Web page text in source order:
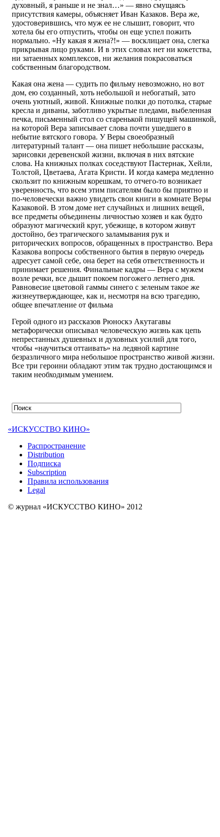
духовный, я раньше и не знал…» — явно смущаясь
присутствия камеры, объясняет Иван Казаков. Вера же,
удостоверившись, что муж ее не слышит, говорит, что
хотела бы его отпустить, чтобы он еще успел пожить
нормально. «Ну какая я жена?!» — восклицает она, слегка
прикрывая лицо руками. И в этих словах нет ни кокетства,
ни затаенных комплексов, ни желания покрасоваться
собственным благородством.
Какая она жена — судить по фильму невозможно, но вот
дом, ею созданный, хоть небольшой и небогатый, зато
очень уютный, живой. Книжные полки до потолка, старые
кресла и диваны, заботливо укрытые пледами, выбеленная
печка, письменный стол со старенькой пишущей машинкой,
на которой Вера записывает слова почти ушедшего в
небытие вятского говора. У Веры своеобразный
литературный талант — она пишет небольшие рассказы,
зарисовки деревенской жизни, включая в них вятские
слова. На книжных полках соседствуют Пастернак, Хейли,
Толстой, Цветаева, Агата Кристи. И когда камера медленно
скользит по книжным корешкам, то отчего-то возникает
уверенность, что всем этим писателям было бы приятно и
по-человечески важно увидеть свои книги в комнате Веры
Казаковой. В этом доме нет случайных и лишних вещей,
все предметы объединены личностью хозяев и как будто
образуют магический круг, убежище, в котором живут
достойно, без трагического заламывания рук и
риторических вопросов, обращенных в пространство. Вера
Казакова вопросы собственного бытия в первую очередь
адресует самой себе, она берет на себя ответственность и
принимает решения. Финальные кадры — Вера с мужем
возле речки, все дышит покоем погожего летнего дня.
Равновесие цветовой гаммы синего с зеленым такое же
жизнеутверждающее, как и, несмотря на всю трагедию,
общее впечатление от фильма
Герой одного из рассказов Рюноскэ Акутагавы
метафорически описывал человеческую жизнь как цепь
непрестанных душевных и духовных усилий для того,
чтобы «научиться оттаивать» на ледяной картине
безразличного мира небольшое пространство живой жизни.
Все три героини обладают этим так трудно достающимся и
таким необходимым умением.
«ИСКУССТВО КИНО»
Распространение
Distribution
Подписка
Subscription
Правила использования
Legal
© журнал «ИСКУССТВО КИНО» 2012